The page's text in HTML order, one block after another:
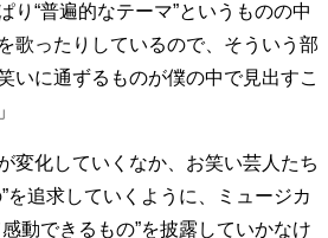
60代のネクストステージ
付き合い方
り“普遍的なテーマ”というものの中
歌ったりしているので、そういう部
いに通ずるものが僕の中で見出すこ
変化していくなか、お笑い芸人たち
を追求していくように、ミュージカ
動できるもの”を披露していかなけ